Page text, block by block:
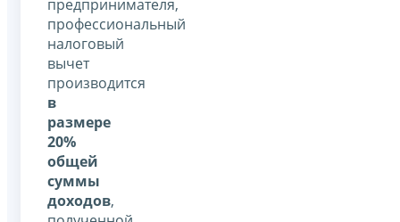
предпринимателя,
профессиональный
налоговый
вычет
производится
в
размере
20%
общей
суммы
доходов,